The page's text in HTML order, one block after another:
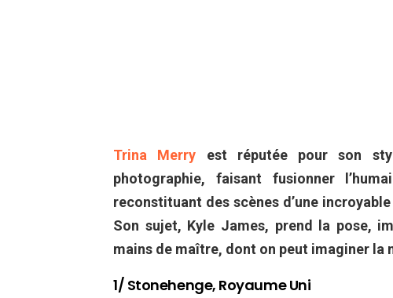
Trina Merry est réputée pour son
photographie, faisant fusionner
reconstituant des scènes d’une
Son sujet, Kyle James, prend la pose,
mains de maître, dont on peut imaginer la
1/ Stonehenge, Royaume Uni